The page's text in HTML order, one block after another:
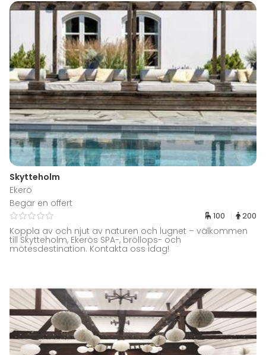
Skytteholm
Ekerö
Begär en offert
100 200
Koppla av och njut av naturen och lugnet – välkommen
till Skytteholm, Ekerös SPA-, bröllops- och
mötesdestination. Kontakta oss idag!